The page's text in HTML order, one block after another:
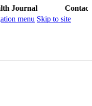
Contact: M.
menu Skip to site